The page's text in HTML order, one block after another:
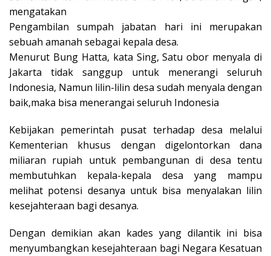
mengatakan
Pengambilan sumpah jabatan hari ini merupakan
sebuah amanah sebagai kepala desa.
Menurut Bung Hatta, kata Sing, Satu obor menyala di
Jakarta tidak sanggup untuk menerangi seluruh
Indonesia, Namun lilin-lilin desa sudah menyala dengan
baik,maka bisa menerangai seluruh Indonesia
Kebijakan pemerintah pusat terhadap desa melalui
Kementerian khusus dengan digelontorkan dana
miliaran rupiah untuk pembangunan di desa tentu
membutuhkan kepala-kepala desa yang mampu
melihat potensi desanya untuk bisa menyalakan lilin
kesejahteraan bagi desanya.
Dengan demikian akan kades yang dilantik ini bisa
menyumbangkan kesejahteraan bagi Negara Kesatuan